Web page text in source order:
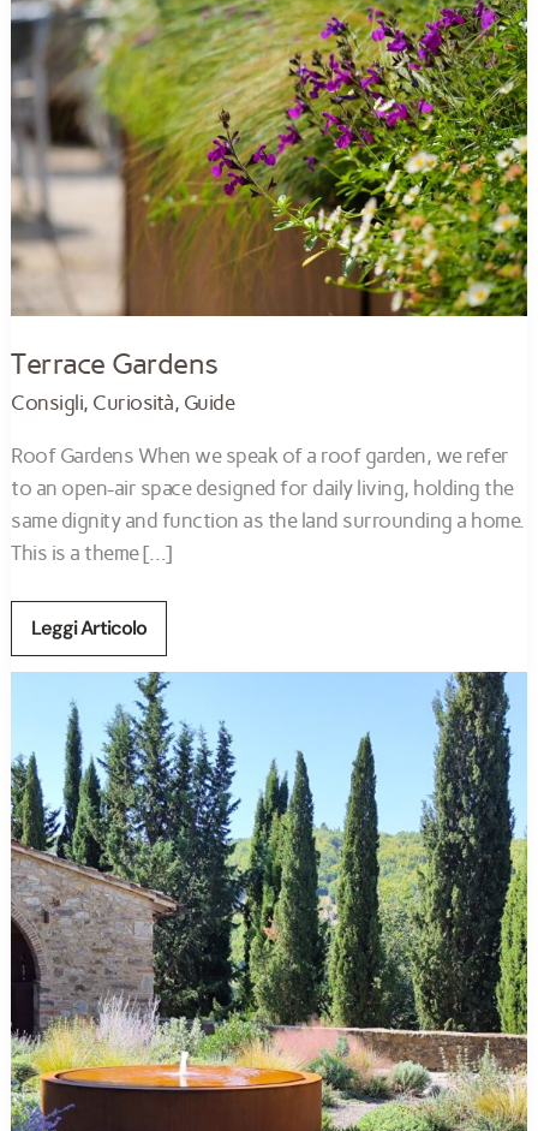
Terrace Gardens
Consigli, Curiosità, Guide
Roof Gardens When we speak of a roof garden, we refer
to an open-air space designed for daily living, holding the
same dignity and function as the land surrounding a home.
This is a theme […]
Leggi Articolo
Garden
Design
Tuscany